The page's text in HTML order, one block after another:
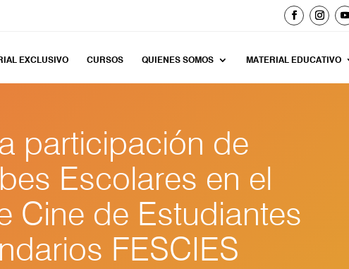
EXCLUSIVO CURSOS QUIENES SOMOS MATERIAL EDUCATIVO
participación de
Escolares en el
Cine de Estudiantes
FESCIES